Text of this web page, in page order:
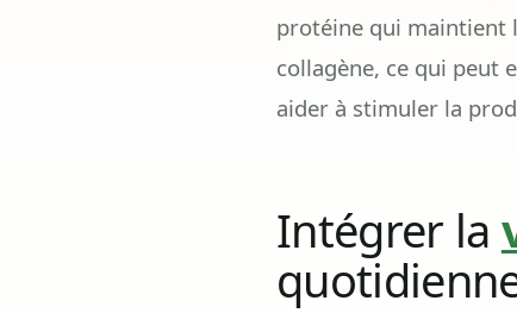
protéine qui maintient
collagène, ce qui peut
aider à stimuler la
Intégrer la